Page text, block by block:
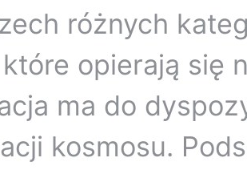
różnych
opierają się
ma do
kosmosu.